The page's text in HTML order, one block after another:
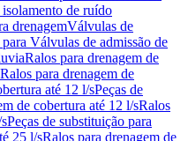
de ruído
drenagemVálvulas de
Válvulas de admissão de
Ralos para drenagem de
para drenagem de
até 12 l/sPeças de
de cobertura até 12 l/sRalos
Peças de substituição para
25 l/sRalos para drenagem de